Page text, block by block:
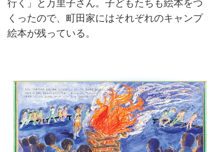
行く」と万里子さん。子どもたちも絵本をつ
くったので、町田家にはそれぞれのキャンプ
絵本が残っている。